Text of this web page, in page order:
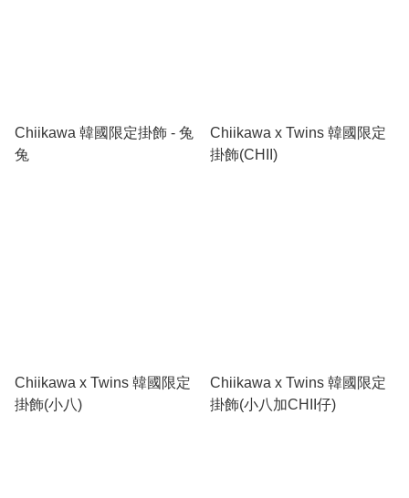
Chiikawa 韓國限定掛飾 - 兔
兔
Chiikawa x Twins 韓國限定
掛飾(CHII)
Chiikawa x Twins 韓國限定
掛飾(小八)
Chiikawa x Twins 韓國限定
掛飾(小八加CHII仔)